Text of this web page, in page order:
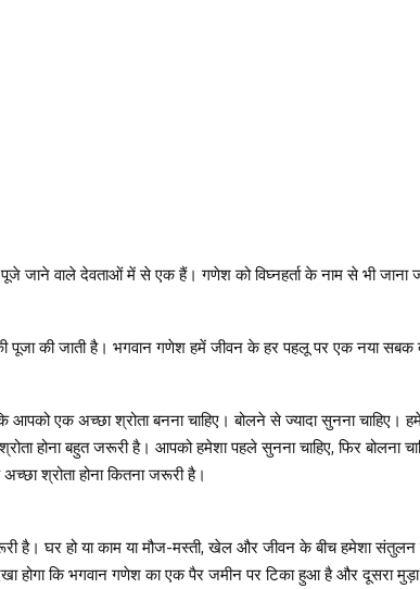
जाने वाले देवताओं में से एक हैं। गणेश को विघ्नहर्ता के नाम से भी जाना
पूजा की जाती है। भगवान गणेश हमें जीवन के हर पहलू पर एक नया सबक
एक अच्छा श्रोता बनना चाहिए। बोलने से ज्यादा सुनना चाहिए।
होना बहुत जरूरी है। आपको हमेशा पहले सुनना चाहिए, फिर बोलना
श्रोता होना कितना जरूरी है।
है। घर हो या काम या मौज-मस्ती, खेल और जीवन के बीच हमेशा
होगा कि भगवान गणेश का एक पैर जमीन पर टिका हुआ है और दूसरा